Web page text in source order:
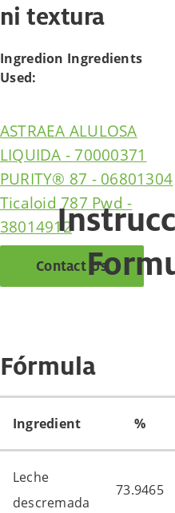
ni textura
Ingredion Ingredients
Used:
ASTRAEA ALULOSA
LIQUIDA - 70000371
PURITY® 87 - 06801304
Ticaloid 787 Pwd -
38014912
Contact Us
Fórmula
Ingredient %
Leche
descremada
73.9465